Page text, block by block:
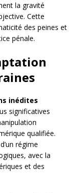
la gravité
Cette
des peines et
pénale.
inédites
significatives
qualifiée.
régime
avec la
et des